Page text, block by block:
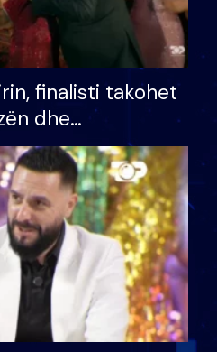
finalisti takohet
dhe
ndonjë letër